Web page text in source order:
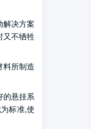
解决方案
又不牺牲
料所制造
的悬挂系
标准,使